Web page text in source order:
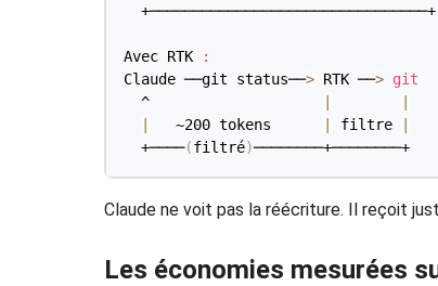
  +────────────────────────────────+
Avec RTK
:
Claude ──git status──> RTK ──> git
  ^
   ~200 tokens
filtre
  +────
(filtré)────────+────────+
Claude ne voit pas la réécriture. Il reçoit
Les économies mesurées